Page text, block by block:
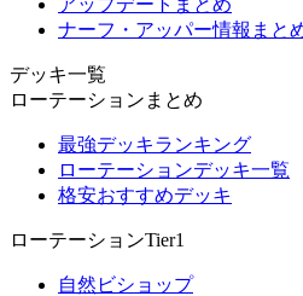
アップデートまとめ
ナーフ・アッパー情報まと
デッキ一覧
ローテーションまとめ
最強デッキランキング
ローテーションデッキ一覧
格安おすすめデッキ
ローテーションTier1
自然ビショップ